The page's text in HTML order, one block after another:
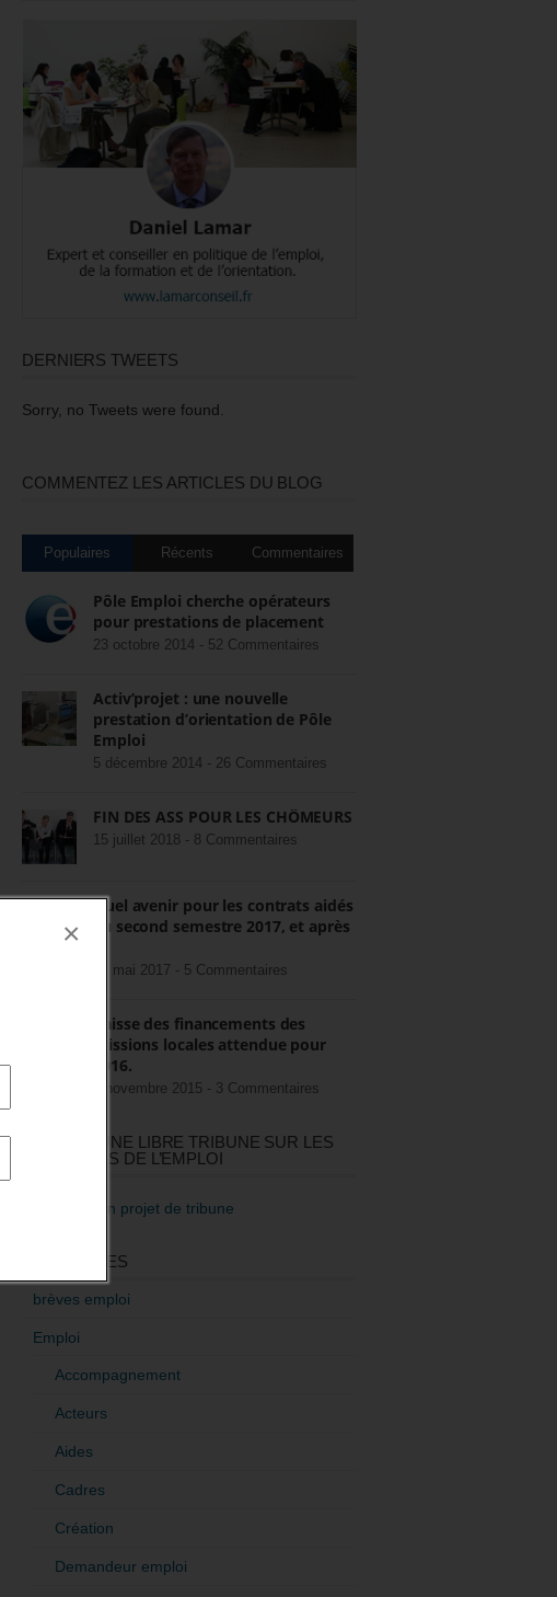
×
DERNIERS TWEETS
Sorry, no Tweets were found.
COMMENTEZ LES ARTICLES DU BLOG
Populaires Récents Commentaires
Pôle Emploi cherche opérateurs
pour prestations de placement
23 octobre 2014 - 52 Commentaires
Activ’projet : une nouvelle
prestation d’orientation de Pôle
Emploi
5 décembre 2014 - 26 Commentaires
FIN DES ASS POUR LES CHÔMEURS
15 juillet 2018 - 8 Commentaires
Quel avenir pour les contrats aidés
au second semestre 2017, et après
22 mai 2017 - 5 Commentaires
Baisse des financements des
missions locales attendue pour
2016.
3 novembre 2015 - 3 Commentaires
RÉDIGEZ UNE LIBRE TRIBUNE SUR LES
POLITIQUES DE L’EMPLOI
>Décrire mon projet de tribune
CATÉGORIES
brèves emploi
Emploi
Accompagnement
Acteurs
Aides
Cadres
Création
Demandeur emploi